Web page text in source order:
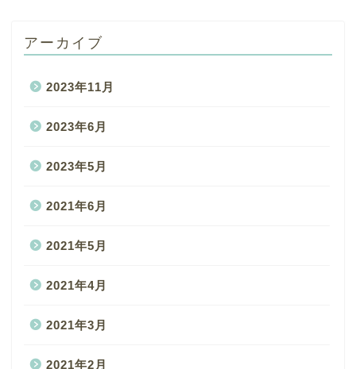
アーカイブ
2023年11月
2023年6月
2023年5月
2021年6月
2021年5月
2021年4月
2021年3月
2021年2月